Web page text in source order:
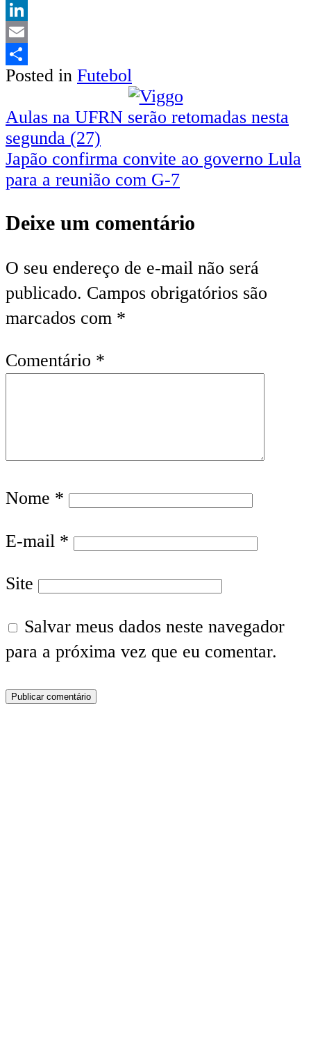
Twitter
LinkedIn
Email
Share
Posted in Futebol
Navegação
de
Post
Aulas na UFRN serão retomadas nesta
segunda (27)
Japão confirma convite ao governo Lula
para a reunião com G-7
Deixe um comentário
O seu endereço de e-mail não será
publicado. Campos obrigatórios são
marcados com *
Comentário *
Nome *
E-mail *
Site
Salvar meus dados neste navegador
para a próxima vez que eu comentar.